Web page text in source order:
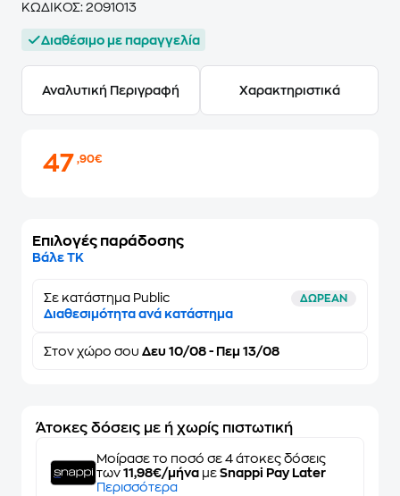
ΚΩΔΙΚΟΣ: 2091013
Διαθέσιμο με παραγγελία
Αναλυτική Περιγραφή Χαρακτηριστικά
47,90€
Επιλογές παράδοσης
Βάλε ΤΚ
Σε κατάστημα Public ΔΩΡΕΑΝ
Διαθεσιμότητα ανά κατάστημα
Στον χώρο σου Δευ 10/08 - Πεμ 13/08
Άτοκες δόσεις με ή χωρίς πιστωτική
Μοίρασε το ποσό σε 4 άτοκες δόσεις
των 11,98€/μήνα με Snappi Pay Later
Περισσότερα